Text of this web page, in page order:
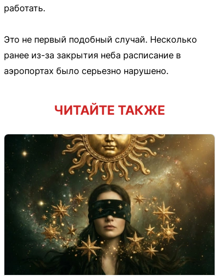
работать.
Это не первый подобный случай. Несколько
ранее из-за закрытия неба расписание в
аэропортах было серьезно нарушено.
ЧИТАЙТЕ ТАКЖЕ